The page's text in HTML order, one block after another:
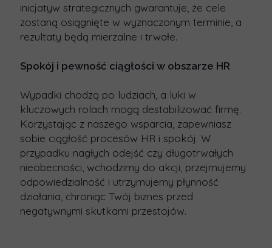
inicjatyw strategicznych gwarantuje, że cele
zostaną osiągnięte w wyznaczonym terminie, a
rezultaty będą mierzalne i trwałe.
Spokój i pewność ciągłości w obszarze HR
Wypadki chodzą po ludziach, a luki w
kluczowych rolach mogą destabilizować firmę.
Korzystając z naszego wsparcia, zapewniasz
sobie ciągłość procesów HR i spokój. W
przypadku nagłych odejść czy długotrwałych
nieobecności, wchodzimy do akcji, przejmujemy
odpowiedzialność i utrzymujemy płynność
działania, chroniąc Twój biznes przed
negatywnymi skutkami przestojów.